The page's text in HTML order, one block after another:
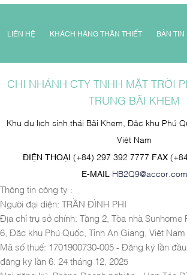
LIÊN HỆ KHÁCH HÀNG THÂN THIẾT BẢN TIN
CHI NHÁNH CTY TNHH MẶT TRỜI
TRUNG BÃI KHEM
Khu du lịch sinh thái Bãi Khem, Đặc khu Phú
Việt Nam
ĐIỆN THOẠI (+84) 297 392 7777 FAX
E-MAIL HB2Q9@accor.com
Thông tin công ty :
Người đại diện: TRẦN ĐÌNH PHI
Địa chỉ trụ sở chính: Tầng 2, Tòa nhà Sunhome
6, Đặc khu Phú Quốc, Tỉnh An Giang, Việt Nam
Mã số thuế: 1701900730-005 - Đăng ký lần
đăng ký lần 6: 24 tháng 12, 2025